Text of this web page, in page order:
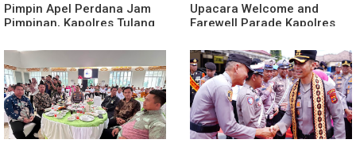
Pimpin Apel Perdana Jam
Pimpinan, Kapolres Tulang
dan Penekanan Pada
Personil
Upacara Welcome and
Farewell Parade Kapolres
Berlangsung Khidmat